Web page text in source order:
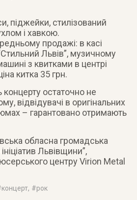
піджейки, стилізований
і хавкою.
продажі: в касі
Львів”, музичному
з квитками в центрі
китка 35 грн.
концерту остаточно не
відвідувачі в оригінальних
– гарантовано отримають
обласна громадська
Львівщини”,
центру Virion Metal
концерт, #рок